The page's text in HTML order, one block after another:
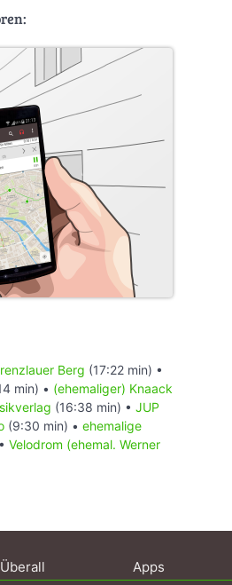
Berg (17:22 min) •
min) • (ehemaliger) Knaack
(16:38 min) • JUP
(9:30 min) • ehemalige
Velodrom (ehemal. Werner
Überall Apps